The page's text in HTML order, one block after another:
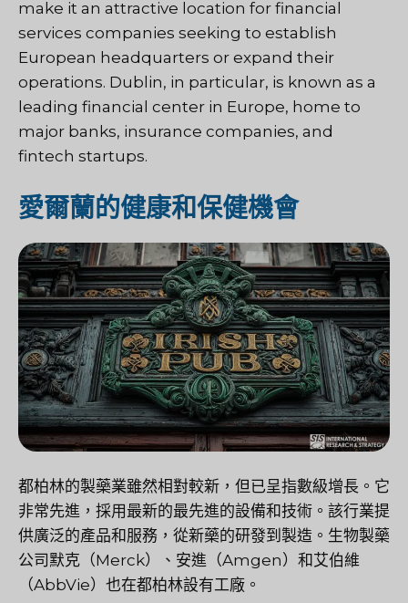
make it an attractive location for financial
services companies seeking to establish
European headquarters or expand their
operations. Dublin, in particular, is known as a
leading financial center in Europe, home to
major banks, insurance companies, and
fintech startups.
愛爾蘭的健康和保健機會
都柏林的製藥業雖然相對較新，但已呈指數級增長。它
非常先進，採用最新的最先進的設備和技術。該行業提
供廣泛的產品和服務，從新藥的研發到製造。生物製藥
公司默克（Merck）、安進（Amgen）和艾伯維
（AbbVie）也在都柏林設有工廠。